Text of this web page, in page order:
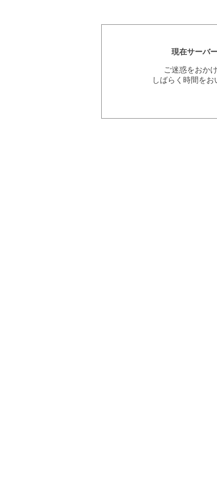
現在サーバ
ご迷惑をおか
しばらく時間を